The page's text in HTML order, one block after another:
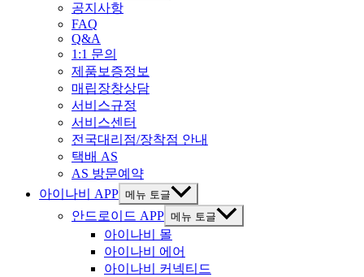
공지사항
FAQ
Q&A
1:1 문의
제품보증정보
매립장창상담
서비스규정
서비스센터
전국대리점/장착점 안내
택배 AS
AS 방문예약
아이나비 APP 메뉴 토글
안드로이드 APP 메뉴 토글
아이나비 몰
아이나비 에어
아이나비 커넥티드